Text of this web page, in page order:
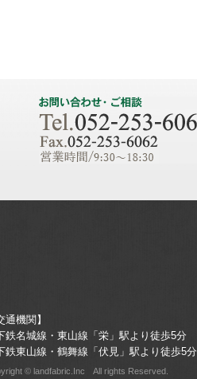
通機関】
鉄名城線・東山線「栄」駅より徒歩5分
鉄東山線・鶴舞線「伏見」駅より徒歩5分
© landfabric.Inc All rights Reserved.